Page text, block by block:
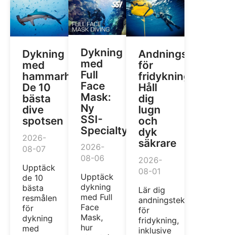
Dykning
med
hammarhajar:
De 10
bästa
dive
spotsen
2026-
08-07
Upptäck
de 10
bästa
resmålen
för
dykning
med
Dykning
med
Full
Face
Mask:
Ny
SSI-
Specialty
2026-
08-06
Upptäck
dykning
med Full
Face
Mask,
hur
för
fridykning:
Håll
dig
lugn
och
dyk
säkrare
2026-
08-01
Lär dig
andningstekniker
för
fridykning,
inklusive